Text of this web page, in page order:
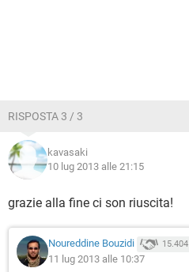
RISPOSTA 3 / 3
kavasaki
10 lug 2013 alle 21:15
grazie alla fine ci son riuscita!
Noureddine Bouzidi 15.404
11 lug 2013 alle 10:37